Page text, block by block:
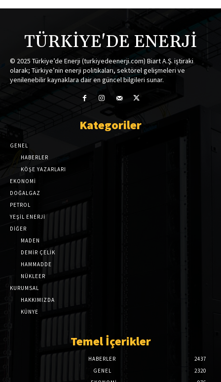
TÜRKİYE'DE ENERJİ
© 2025 Türkiye’de Enerji (turkiyedeenerji.com) Biart A.Ş. iştiraki
olarak; Türkiye’nin enerji politikaları, sektörel gelişmeleri ve
yenilenebilir kaynaklara dair en güncel bilgileri sunar.
Kategoriler
GENEL
HABERLER
KÖŞE YAZARLARI
EKONOMİ
DOĞALGAZ
PETROL
YEŞİL ENERJİ
DİĞER
MADEN
DEMİR ÇELİK
HAMMADDE
NÜKLEER
KURUMSAL
HAKKIMIZDA
KÜNYE
Temel İçerikler
HABERLER
2437
GENEL
2320